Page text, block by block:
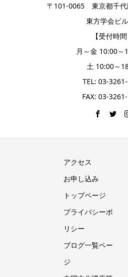
〒101-0065 東京都千代
東方学会ビ
【受付時間
月～金 10:00
土 10:00～
TEL: 03-
FAX: 03-
アクセス
お申し込み
トップページ
プライバシーポ
リシー
ブログ一覧ペー
ジ